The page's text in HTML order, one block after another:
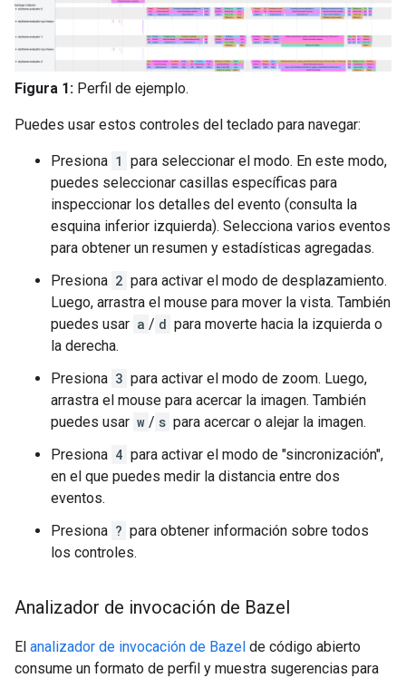
Figura 1: Perfil de ejemplo.
Puedes usar estos controles del teclado para navegar:
Presiona 1 para seleccionar el modo. En este modo,
puedes seleccionar casillas específicas para
inspeccionar los detalles del evento (consulta la
esquina inferior izquierda). Selecciona varios eventos
para obtener un resumen y estadísticas agregadas.
Presiona 2 para activar el modo de desplazamiento.
Luego, arrastra el mouse para mover la vista. También
puedes usar a / d para moverte hacia la izquierda o
la derecha.
Presiona 3 para activar el modo de zoom. Luego,
arrastra el mouse para acercar la imagen. También
puedes usar w / s para acercar o alejar la imagen.
Presiona 4 para activar el modo de "sincronización",
en el que puedes medir la distancia entre dos
eventos.
Presiona ? para obtener información sobre todos
los controles.
Analizador de invocación de Bazel
El analizador de invocación de Bazel de código abierto
consume un formato de perfil y muestra sugerencias para